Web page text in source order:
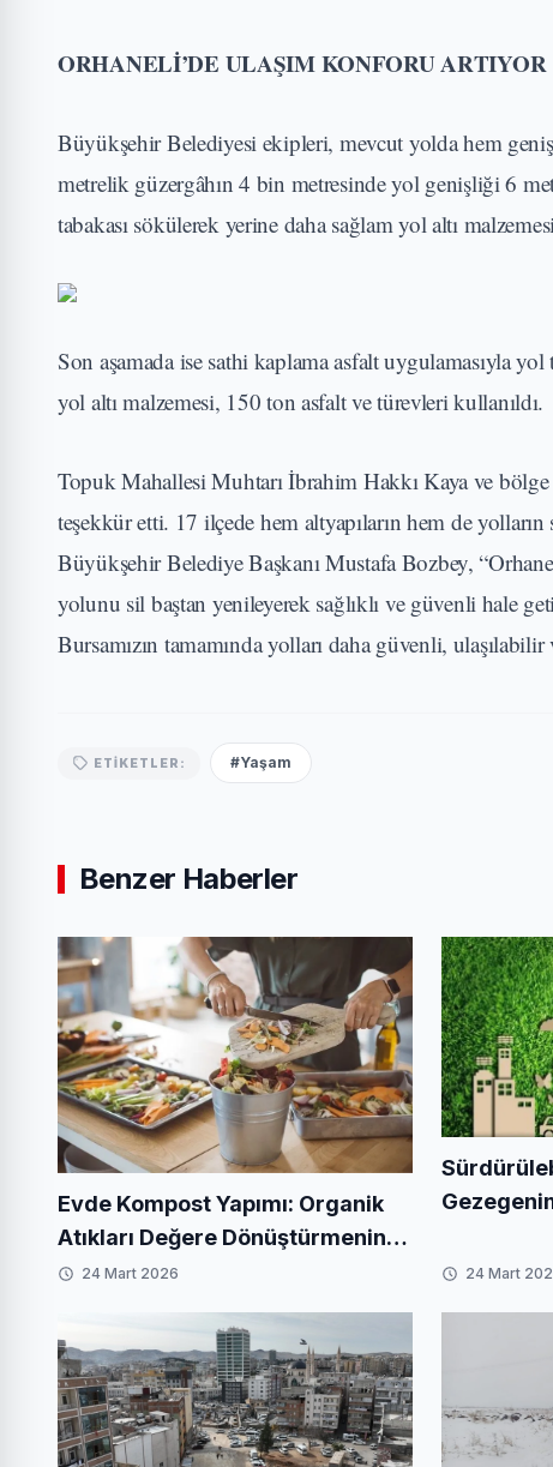
ORHANELİ’DE ULAŞIM KONFORU ARTIYOR
Büyükşehir Belediyesi ekipleri, mevcut yolda hem
metrelik güzergâhın 4 bin metresinde yol genişliği 6
tabakası sökülerek yerine daha sağlam yol altı malzemesi
Son aşamada ise sathi kaplama asfalt uygulamasıyla
yol altı malzemesi, 150 ton asfalt ve türevleri kullanıldı.
Topuk Mahallesi Muhtarı İbrahim Hakkı Kaya ve
teşekkür etti. 17 ilçede hem altyapıların hem de
Büyükşehir Belediye Başkanı Mustafa Bozbey,
yolunu sil baştan yenileyerek sağlıklı ve güvenli hale
Bursamızın tamamında yolları daha güvenli,
ETIKETLER: #Yaşam
Benzer Haberler
Evde Kompost Yapımı: Organik
Atıkları Değere Dönüştürmenin
En Kolay Yolu
24 Mart 2026 24 Mart